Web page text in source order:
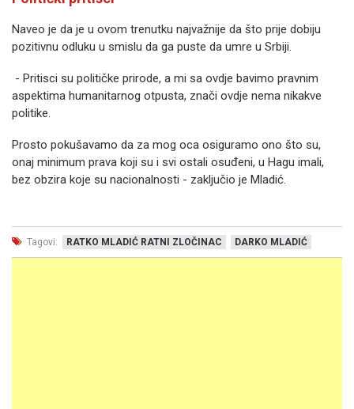
Naveo je da je u ovom trenutku najvažnije da što prije dobiju
pozitivnu odluku u smislu da ga puste da umre u Srbiji.
- Pritisci su političke prirode, a mi sa ovdje bavimo pravnim
aspektima humanitarnog otpusta, znači ovdje nema nikakve
politike.
Prosto pokušavamo da za mog oca osiguramo ono što su,
onaj minimum prava koji su i svi ostali osuđeni, u Hagu imali,
bez obzira koje su nacionalnosti - zaključio je Mladić.
Tagovi: RATKO MLADIĆ RATNI ZLOČINAC DARKO MLADIĆ